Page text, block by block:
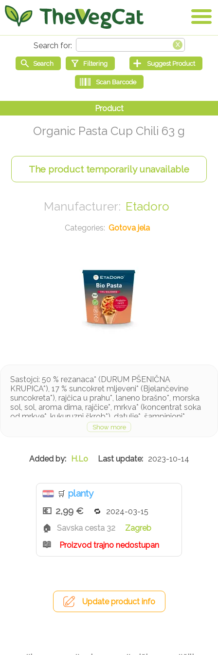
Organic Pasta Cup Chili 63 g
Etadoro
Gotova jela
Sastojci: 50 % rezanaca* (DURUM PŠENIČNA
KRUPICA*), 17 % suncokret mljeveni* (Bjelančevine
suncokreta*), rajčica u prahu*, laneno brašno*, morska
sol, sol, aroma dima, rajčice*, mrkva* (koncentrat soka
od mrkve*, kukuruzni škrob*), datulje*, šampinjoni*,
paprika*, luk*, češnjak*, krumpirov škrob*, začinsko bilje*,
bosiljak*, papar, čili* (0,2 %) *iz ekološkog kontroliranog
Energija 1397 kJ/ 331 kcal, Masti 4,0 g, od kojih
zasićene masne kiseline 0,8 g, Ugljikohidrati 50,2 g, od
18,4 g, Sol 4,2 g.
H.Lo 2023-10-14
🛒 planty
2,99 €
2024-03-15
Savska cesta 32
Zagreb
Proizvod trajno nedostupan
Update product info